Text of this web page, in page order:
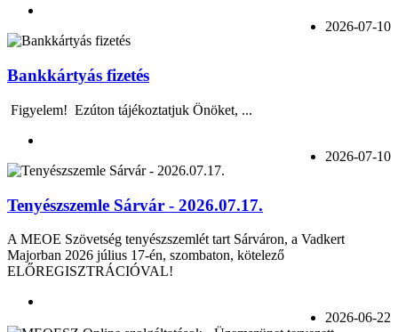
2026-07-10
Bankkártyás fizetés
Figyelem! Ezúton tájékoztatjuk Önöket, ...
2026-07-10
Tenyészszemle Sárvár - 2026.07.17.
A MEOE Szövetség tenyészszemlét tart Sárváron, a Vadkert
Majorban 2026 július 17-én, szombaton, kötelező
ELŐREGISZTRÁCIÓVAL!
2026-06-22